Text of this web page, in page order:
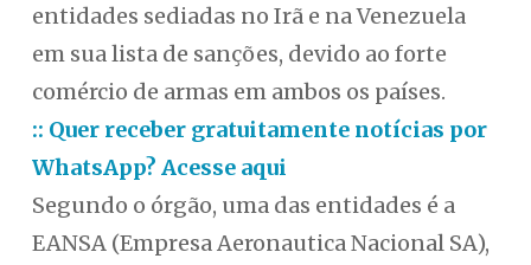
entidades sediadas no Irã e na Venezuela
em sua lista de sanções, devido ao forte
comércio de armas em ambos os países.
:: Quer receber gratuitamente notícias por
WhatsApp? Acesse aqui
Segundo o órgão, uma das entidades é a
EANSA (Empresa Aeronautica Nacional SA),